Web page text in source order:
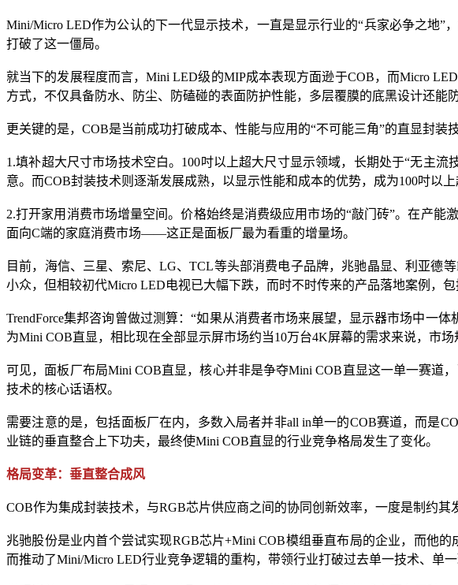
Mini/Micro LED作为公认的下一代显示技术，一直是显示行业的“兵家必争之地
打破了这一僵局。
就当下的发展程度而言，Mini LED级的MIP成本表现方面逊于COB，而Micro
方式，不仅具备防水、防尘、防磕碰的表面防护性能，多层覆膜的底黑设计还能
更关键的是，COB是当前成功打破成本、性能与应用的“不可能三角”的直显封装
1.填补超大尺寸市场技术空白。100吋以上超大尺寸显示领域，长期处于“无主
意。而COB封装技术则逐渐发展成熟，以显示性能和成本的优势，成为100吋以
2.打开家用消费市场增量空间。价格始终是消费级应用市场的“敲门砖”。在产
面向C端的家庭消费市场——这正是面板厂最为看重的增量场。
目前，海信、三星、索尼、LG、TCL等头部消费电子品牌，兆驰晶显、利亚德
小众，但相较初代Micro LED电视已大幅下跌，而时不时传来的产品落地案例，
TrendForce集邦咨询曾做过测算：“如果从消费者市场来展望，显示器市场中一
为Mini COB直显，相比现在全部显示屏市场约当10万台4K屏幕的需求来说，市
可见，面板厂布局Mini COB直显，核心并非是争夺Mini COB直显这一单一赛道
技术的核心话语权。
需要注意的是，包括面板厂在内，多数入局者并非all in单一的COB赛道，而是
业链的垂直整合上下功夫，最终使Mini COB直显的行业竞争格局发生了变化。
格局变革：垂直整合成风
COB作为集成封装技术，与RGB芯片供应商之间的协同创新效率，一度是制约其
兆驰股份是业内首个尝试实现RGB芯片+Mini COB模组垂直布局的企业，而他
而推动了Mini/Micro LED行业竞争逻辑的重构，带领行业打破过去单一技术、单